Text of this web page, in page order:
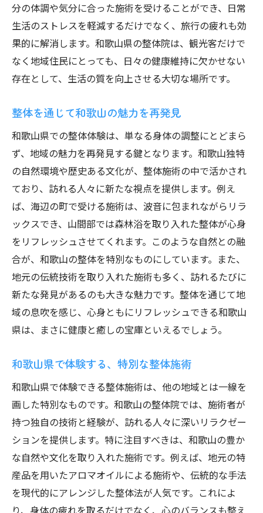
分の体調や気分に合った施術を受けることができ、日常
生活のストレスを軽減するだけでなく、旅行の疲れも効
果的に解消します。和歌山県の整体院は、観光客だけで
なく地域住民にとっても、日々の健康維持に欠かせない
存在として、生活の質を向上させる大切な場所です。
整体を通じて和歌山の魅力を再発見
和歌山県での整体体験は、単なる身体の調整にとどまら
ず、地域の魅力を再発見する鍵となります。和歌山独特
の自然環境や歴史ある文化が、整体施術の中で活かされ
ており、訪れる人々に新たな視点を提供します。例え
ば、海辺の町で受ける施術は、波音に包まれながらリラ
ックスでき、山間部では森林浴を取り入れた整体が心身
をリフレッシュさせてくれます。このような自然との融
合が、和歌山の整体を特別なものにしています。また、
地元の伝統技術を取り入れた施術も多く、訪れるたびに
新たな発見があるのも大きな魅力です。整体を通じて地
域の息吹を感じ、心身ともにリフレッシュできる和歌山
県は、まさに健康と癒しの宝庫といえるでしょう。
和歌山県で体験する、特別な整体施術
和歌山県で体験できる整体施術は、他の地域とは一線を
画した特別なものです。和歌山の整体院では、施術者が
持つ独自の技術と経験が、訪れる人々に深いリラクゼー
ションを提供します。特に注目すべきは、和歌山の豊か
な自然や文化を取り入れた施術です。例えば、地元の特
産品を用いたアロマオイルによる施術や、伝統的な手法
を現代的にアレンジした整体法が人気です。これによ
り、身体の疲れを取るだけでなく、心のバランスも整え